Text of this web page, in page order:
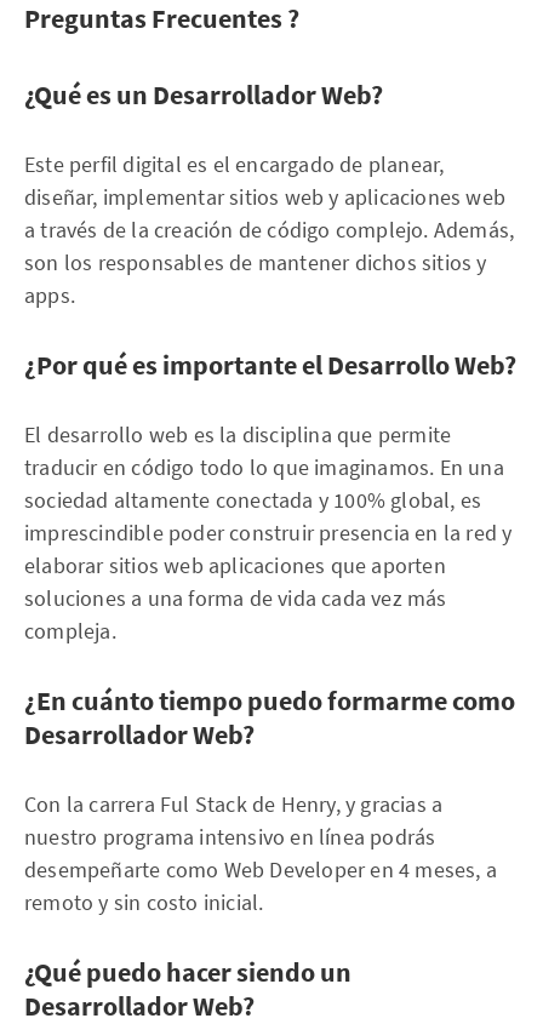
Preguntas Frecuentes ?
¿Qué es un Desarrollador Web?
Este perfil digital es el encargado de planear,
diseñar, implementar sitios web y aplicaciones web
a través de la creación de código complejo. Además,
son los responsables de mantener dichos sitios y
apps.
¿Por qué es importante el Desarrollo Web?
El desarrollo web es la disciplina que permite
traducir en código todo lo que imaginamos. En una
sociedad altamente conectada y 100% global, es
imprescindible poder construir presencia en la red y
elaborar sitios web aplicaciones que aporten
soluciones a una forma de vida cada vez más
compleja.
¿En cuánto tiempo puedo formarme como
Desarrollador Web?
Con la carrera Ful Stack de Henry, y gracias a
nuestro programa intensivo en línea podrás
desempeñarte como Web Developer en 4 meses, a
remoto y sin costo inicial.
¿Qué puedo hacer siendo un
Desarrollador Web?